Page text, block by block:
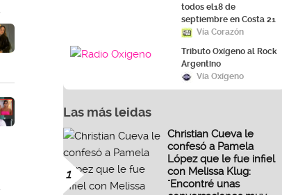
todos el18 de
septiembre en Costa 21
Vía Corazón
Tributo Oxígeno al Rock
Argentino
Vía Oxígeno
Las más leidas
1
Christian Cueva le
confesó a Pamela
López que le fue infiel
con Melissa Klug:
"Encontré unas